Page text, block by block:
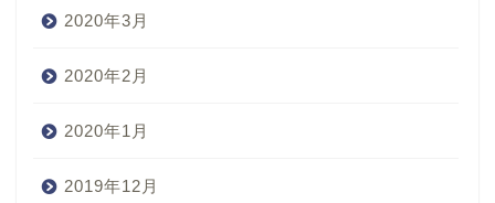
2020年3月
2020年2月
2020年1月
2019年12月